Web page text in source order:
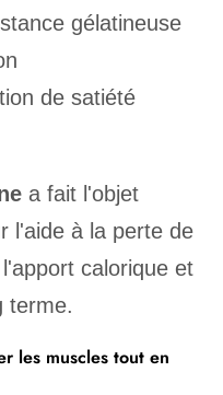
gélatineuse
de satiété
a fait l'objet
l'aide à la perte de
calorique et
terme.
les muscles tout en